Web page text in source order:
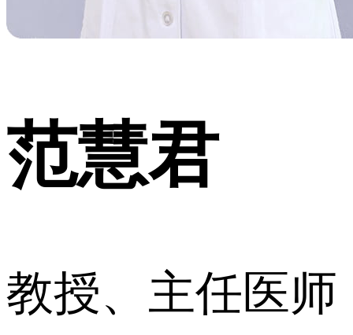
范慧君
教授、主任医师